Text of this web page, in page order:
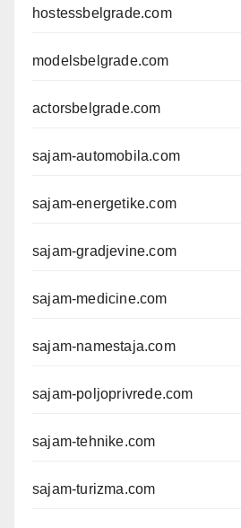
hostessbelgrade.com
modelsbelgrade.com
actorsbelgrade.com
sajam-automobila.com
sajam-energetike.com
sajam-gradjevine.com
sajam-medicine.com
sajam-namestaja.com
sajam-poljoprivrede.com
sajam-tehnike.com
sajam-turizma.com